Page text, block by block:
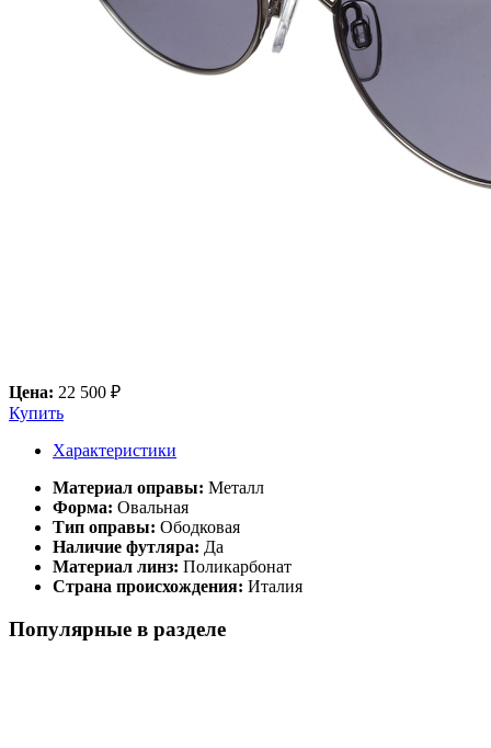
Цена: 22 500 ₽
Купить
Характеристики
Материал оправы: Металл
Форма: Овальная
Тип оправы: Ободковая
Наличие футляра: Да
Материал линз: Поликарбонат
Страна происхождения: Италия
Популярные в разделе